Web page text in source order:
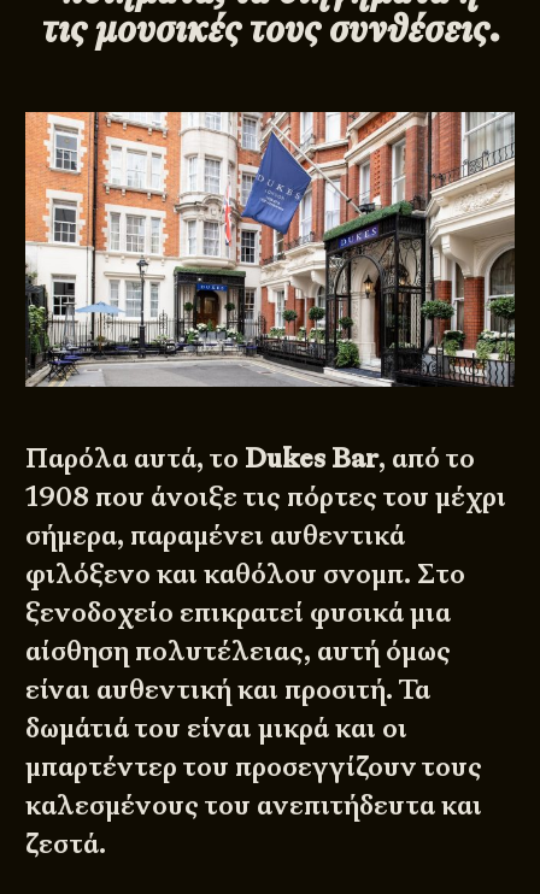
τις μουσικές τους συνθέσεις.
Παρόλα αυτά, το Dukes Bar, από το
1908 που άνοιξε τις πόρτες του μέχρι
σήμερα, παραμένει αυθεντικά
φιλόξενο και καθόλου σνομπ. Στο
ξενοδοχείο επικρατεί φυσικά μια
αίσθηση πολυτέλειας, αυτή όμως
είναι αυθεντική και προσιτή. Τα
δωμάτιά του είναι μικρά και οι
μπαρτέντερ του προσεγγίζουν τους
καλεσμένους του ανεπιτήδευτα και
ζεστά.